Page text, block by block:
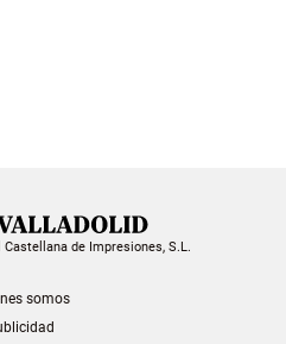
de Impresiones, S.L.
somos